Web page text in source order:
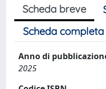
Scheda breve
Scheda completa
Anno di
2025